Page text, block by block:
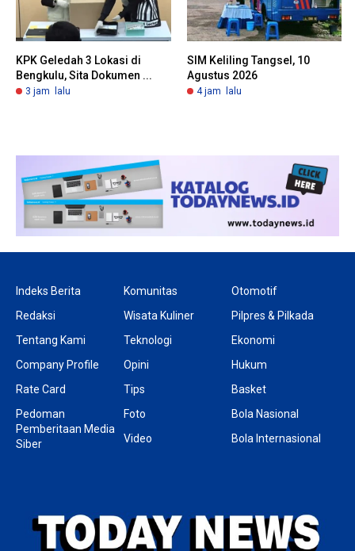
KPK Geledah 3 Lokasi di
Bengkulu, Sita Dokumen ...
3 jam lalu
SIM Keliling Tangsel, 10
Agustus 2026
4 jam lalu
Indeks Berita
Redaksi
Tentang Kami
Company Profile
Rate Card
Pedoman
Pemberitaan Media
Siber
Komunitas
Wisata Kuliner
Teknologi
Opini
Tips
Foto
Video
Otomotif
Pilpres & Pilkada
Ekonomi
Hukum
Basket
Bola Nasional
Bola Internasional